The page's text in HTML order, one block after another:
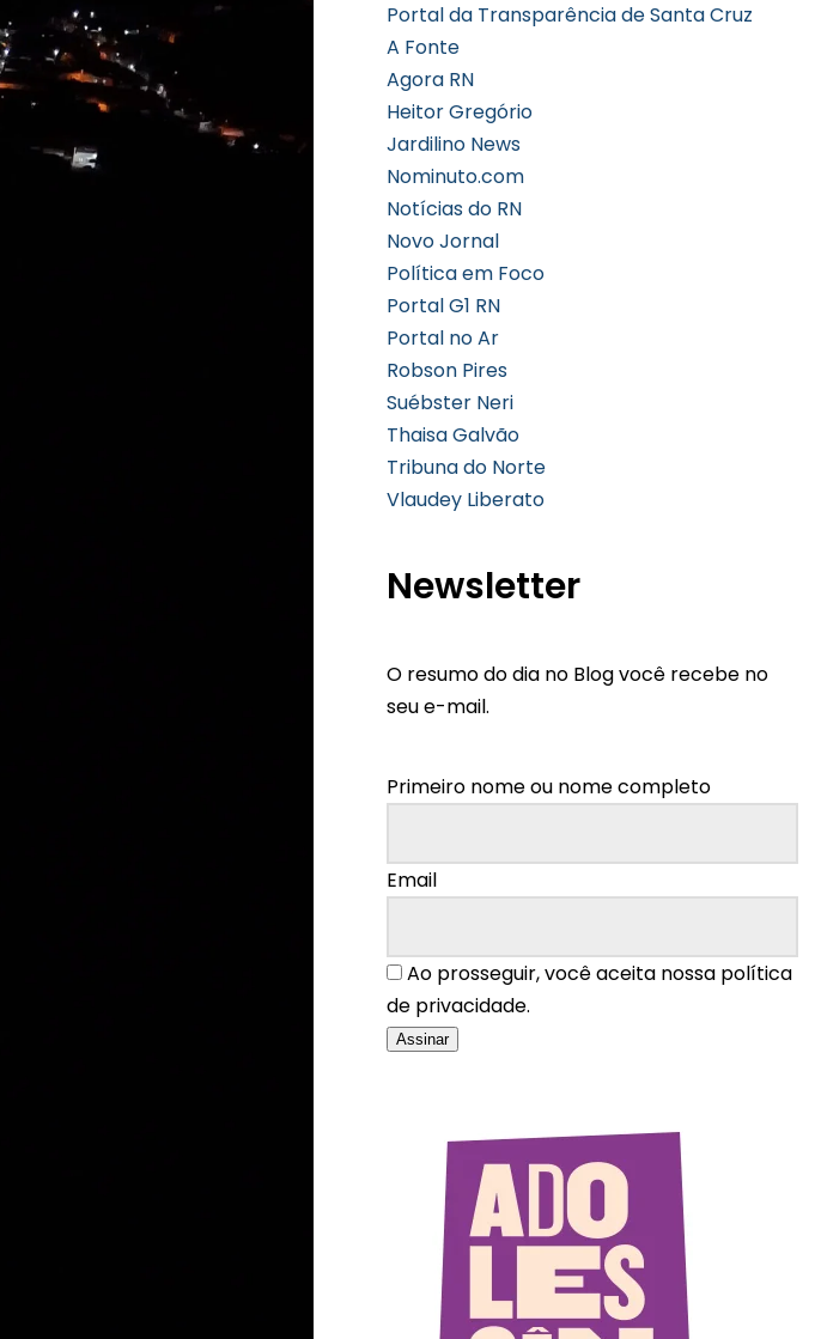
Portal da Transparência de Santa Cruz
A Fonte
Agora RN
Heitor Gregório
Jardilino News
Nominuto.com
Notícias do RN
Novo Jornal
Política em Foco
Portal G1 RN
Portal no Ar
Robson Pires
Suébster Neri
Thaisa Galvão
Tribuna do Norte
Vlaudey Liberato
Newsletter
O resumo do dia no Blog você recebe no
seu e-mail.
Primeiro nome ou nome completo
Email
Ao prosseguir, você aceita nossa política
de privacidade.